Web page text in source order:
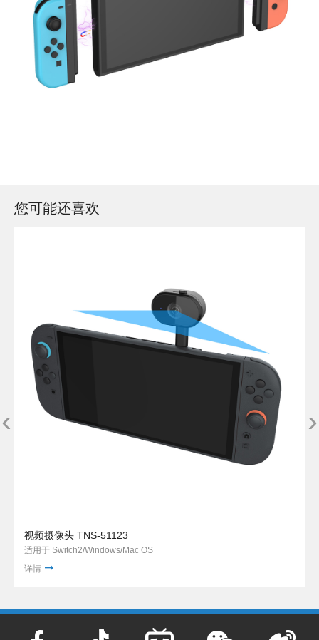
您可能还喜欢
视频摄像头 TNS-51123
适用于 Switch2/Windows/Mac OS
详情
‹ ›